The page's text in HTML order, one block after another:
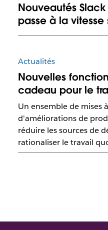
Nouveautés
passe à la vitesse
Actualités
Nouvelles
cadeau pour le
Un ensemble de mises
d'améliorations de
réduire les sources de
rationaliser le travail